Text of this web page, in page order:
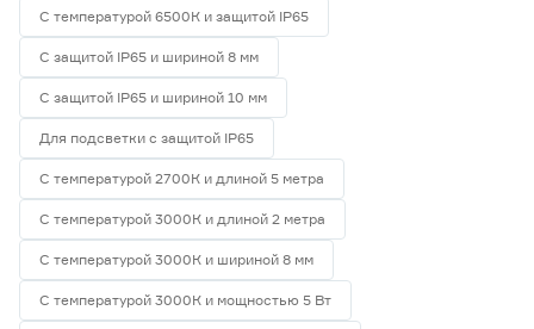
С температурой 6500К и защитой IP65
С защитой IP65 и шириной 8 мм
С защитой IP65 и шириной 10 мм
Для подсветки с защитой IP65
С температурой 2700К и длиной 5 метра
С температурой 3000К и длиной 2 метра
С температурой 3000К и шириной 8 мм
С температурой 3000К и мощностью 5 Вт